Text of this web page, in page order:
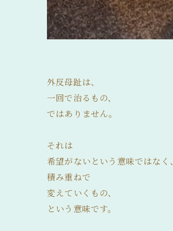
外反母趾は、
一回で治るもの、
ではありません。
それは
希望がないという意味ではなく、
積み重ねで
変えていくもの、
という意味です。